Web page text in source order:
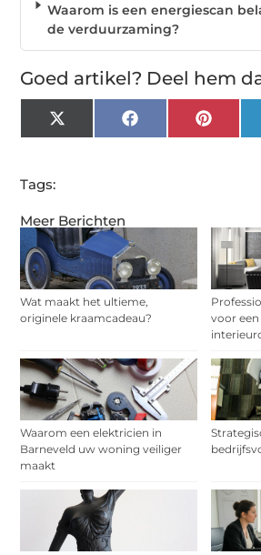
Meer Berichten
Wat maakt het ultieme,
originele kraamcadeau?
voor
Waarom een elektricien in
Barneveld uw woning veiliger
maakt
Waarom is een energiescan
de verduurzaming?
Goed artikel? Deel hem
X
(Twitter)
Facebook
Tags: